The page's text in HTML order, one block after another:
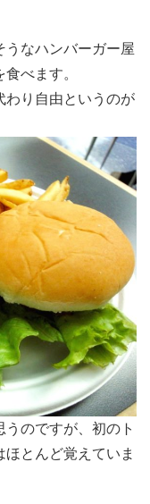
うなハンバーガー屋
べます。
わり自由というのが
のですが、初のト
とんど覚えていま